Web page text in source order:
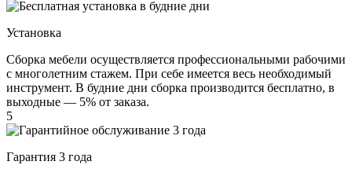
Установка
Сборка мебели осуществляется профессиональными рабочими
с многолетним стажем. При себе имеется весь необходимый
инструмент. В будние дни сборка производится бесплатно, в
выходные — 5% от заказа.
5
Гарантия 3 года